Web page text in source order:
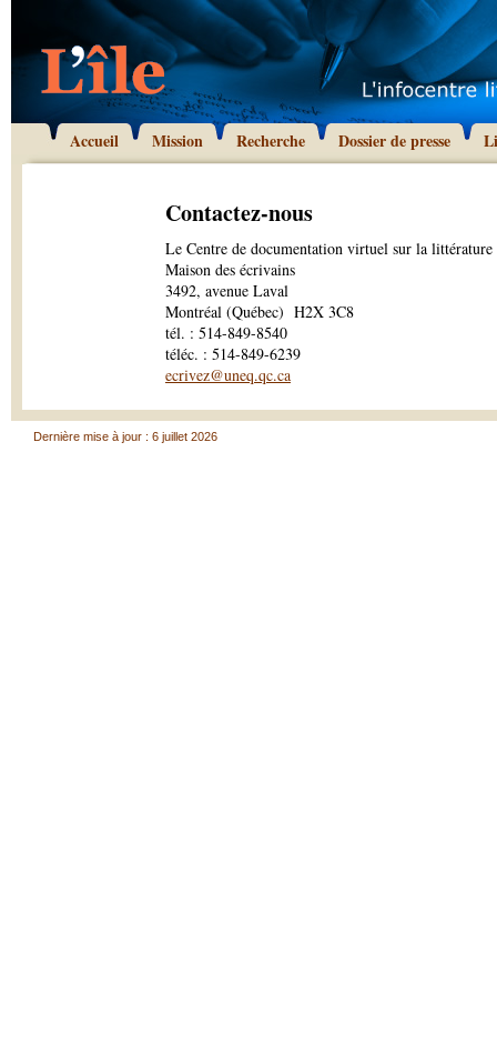
Accueil Mission Recherche Dossier de presse
Contactez-nous
Le Centre de documentation virtuel sur la littérature
Maison des écrivains
3492, avenue Laval
Montréal (Québec) H2X 3C8
tél. : 514-849-8540
téléc. : 514-849-6239
ecrivez@uneq.qc.ca
Dernière mise à jour : 6 juillet 2026